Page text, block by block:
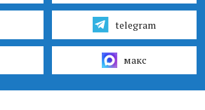
telegram
макс